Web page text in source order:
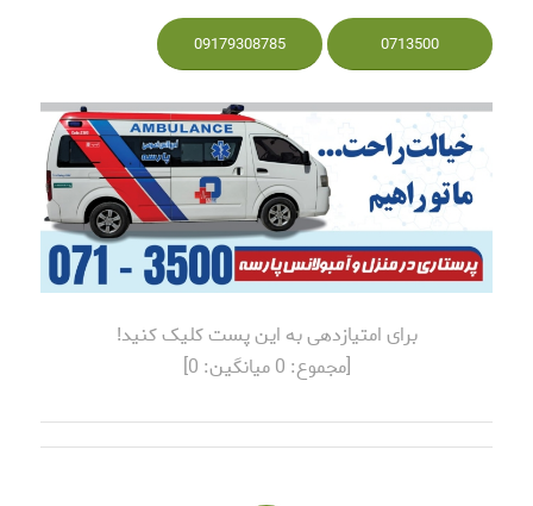
0713500
09179308785
برای امتیازدهی به این پست کلیک کنید!
[مجموع: 0میانگین: 0
]